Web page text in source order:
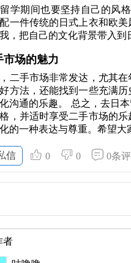
学期间也要坚持自己的风
一件传统的日式上衣和欧
，把自己的文化背景带入到
市场的魅力
二手市场非常发达，尤其
方法，还能找到一些充满
沟通的乐趣。 总之，去日
，并适时享受二手市场的
的一种表达与尊重。希望大
信 0 0 0条
者